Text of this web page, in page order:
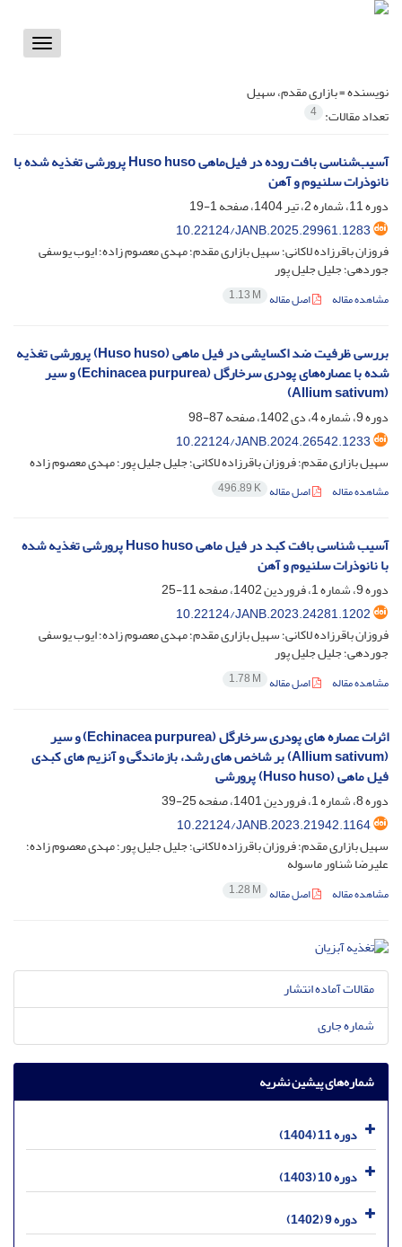
Toggle
نویسنده =بازاری مقدم، سهیل
تعداد مقالات: 4
آسیب‌شناسی بافت روده در فیل‌ماهی Huso huso پرورشی تغذیه شده با
نانوذرات سلنیوم و آهن
دوره 11، شماره 2، تیر 1404، صفحه
1-19
10.22124/JANB.2025.29961.1283
فروزان باقرزاده لاکانی؛ سهیل بازاری مقدم؛ مهدی معصوم زاده؛ ایوب یوسفی
جوردهی؛ جلیل جلیل پور
مشاهده مقاله اصل مقاله 1.13 M
بررسی ظرفیت ضد اکسایشی در فیل ماهی (Huso huso) پرورشی تغذیه
شده با عصاره‌های پودری سرخارگل (Echinacea purpurea) و سیر
(Allium sativum)
دوره 9، شماره 4، دی 1402، صفحه
87-98
10.22124/JANB.2024.26542.1233
سهیل بازاری مقدم؛ فروزان باقرزاده لاکانی؛ جلیل جلیل پور؛ مهدی معصوم زاده
مشاهده مقاله اصل مقاله 496.89 K
آسیب شناسی بافت کبد در فیل ماهی Huso huso پرورشی تغذیه شده
با نانوذرات سلنیوم و آهن
دوره 9، شماره 1، فروردین 1402، صفحه
11-25
10.22124/JANB.2023.24281.1202
فروزان باقرزاده لاکانی؛ سهیل بازاری مقدم؛ مهدی معصوم زاده؛ ایوب یوسفی
جوردهی؛ جلیل جلیل پور
مشاهده مقاله اصل مقاله 1.78 M
اثرات عصاره های پودری سرخارگل (Echinacea purpurea) و سیر
(Allium sativum) بر شاخص های رشد، بازماندگی و آنزیم های کبدی
فیل ماهی (Huso huso) پرورشی
دوره 8، شماره 1، فروردین 1401، صفحه
25-39
10.22124/JANB.2023.21942.1164
سهیل بازاری مقدم؛ فروزان باقرزاده لاکانی؛ جلیل جلیل پور؛ مهدی معصوم زاده؛
علیرضا شناور ماسوله
مشاهده مقاله اصل مقاله 1.28 M
مقالات آماده انتشار
شماره جاری
شماره‌های پیشین نشریه
دوره 11 (1404)
دوره 10 (1403)
دوره 9 (1402)